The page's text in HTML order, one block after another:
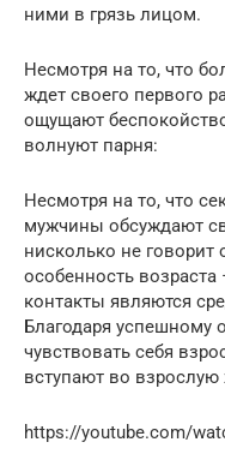
ними в грязь лицом.
Несмотря на то, что
ждет своего первого
ощущают
волнуют парня:
Несмотря на то, что
мужчины обсуждают
нисколько не говорит
особенность
контакты являются
Благодаря успешному
чувствовать себя
вступают во взрослую
https://youtube.com/